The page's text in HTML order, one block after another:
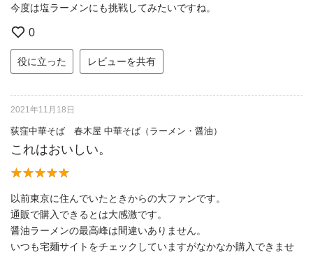
今度は塩ラーメンにも挑戦してみたいですね。
0
役に立った レビューを共有
2021年11月18日
荻窪中華そば 春木屋 中華そば（ラーメン・醤油）
これはおいしい。
以前東京に住んでいたときからの大ファンです。
通販で購入できるとは大感激です。
醤油ラーメンの最高峰は間違いありません。
いつも宅麺サイトをチェックしていますがなかなか購入できませ